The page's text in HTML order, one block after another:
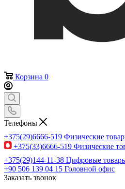
Корзина 0
Телефоны
+375(29)6666-519 Физические
+375(33)6666-519 Физические
+375(29)144-11-38 Цифровые
+90 506 139 04 15 Головной офис
Заказать звонок